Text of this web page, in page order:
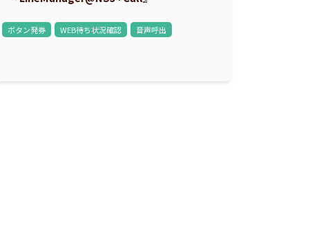
ボタン発券 WEB待ち状況確認 音声呼出